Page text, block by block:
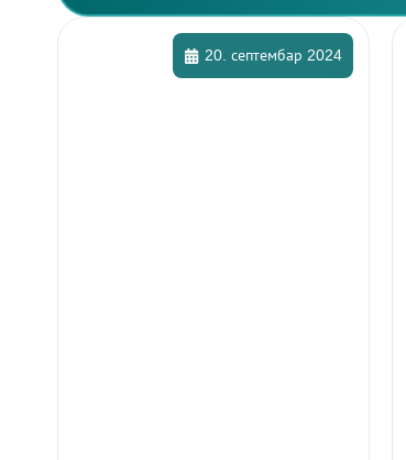
20. септембар 2024